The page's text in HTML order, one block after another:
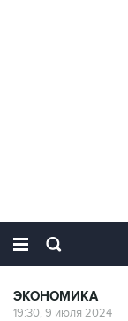
ЭКОНОМИКА
19:30, 9 июля 2024